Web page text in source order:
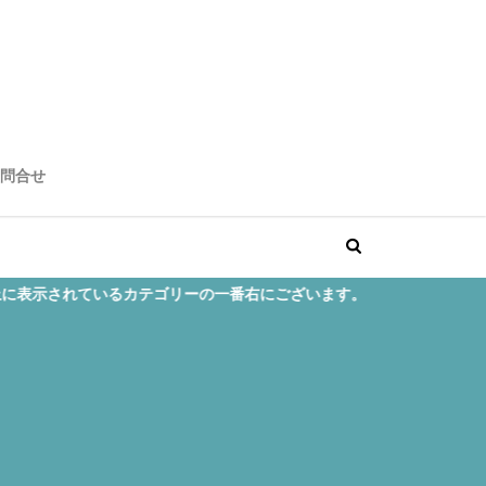
合せ
ーの一番右にございます。